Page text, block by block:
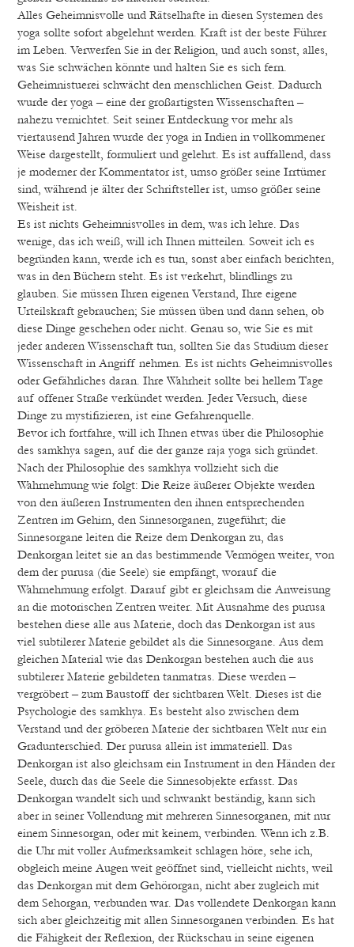
Alles Geheimnisvolle und Rätselhafte in diesen Systemen des
yoga sollte sofort abgelehnt werden. Kraft ist der beste Führer
im Leben. Verwerfen Sie in der Religion, und auch sonst, alles,
was Sie schwächen könnte und halten Sie es sich fern.
Geheimnistuerei schwächt den menschlichen Geist. Dadurch
wurde der yoga – eine der großartigsten Wissenschaften –
nahezu vernichtet. Seit seiner Entdeckung vor mehr als
viertausend Jahren wurde der yoga in Indien in vollkommener
Weise dargestellt, formuliert und gelehrt. Es ist auffallend, dass
je moderner der Kommentator ist, umso größer seine Irrtümer
sind, während je älter der Schriftsteller ist, umso größer seine
Weisheit ist.
Es ist nichts Geheimnisvolles in dem, was ich lehre. Das
wenige, das ich weiß, will ich Ihnen mitteilen. Soweit ich es
begründen kann, werde ich es tun, sonst aber einfach berichten,
was in den Büchern steht. Es ist verkehrt, blindlings zu
glauben. Sie müssen Ihren eigenen Verstand, Ihre eigene
Urteilskraft gebrauchen; Sie müssen üben und dann sehen, ob
diese Dinge geschehen oder nicht. Genau so, wie Sie es mit
jeder anderen Wissenschaft tun, sollten Sie das Studium dieser
Wissenschaft in Angriff nehmen. Es ist nichts Geheimnisvolles
oder Gefährliches daran. Ihre Wahrheit sollte bei hellem Tage
auf offener Straße verkündet werden. Jeder Versuch, diese
Dinge zu mystifizieren, ist eine Gefahrenquelle.
Bevor ich fortfahre, will ich Ihnen etwas über die Philosophie
des samkhya sagen, auf die der ganze raja yoga sich gründet.
Nach der Philosophie des samkhya vollzieht sich die
Wahrnehmung wie folgt: Die Reize äußerer Objekte werden
von den äußeren Instrumenten den ihnen entsprechenden
Zentren im Gehirn, den Sinnesorganen, zugeführt; die
Sinnesorgane leiten die Reize dem Denkorgan zu, das
Denkorgan leitet sie an das bestimmende Vermögen weiter, von
dem der purusa (die Seele) sie empfängt, worauf die
Wahrnehmung erfolgt. Darauf gibt er gleichsam die Anweisung
an die motorischen Zentren weiter. Mit Ausnahme des purusa
bestehen diese alle aus Materie, doch das Denkorgan ist aus
viel subtilerer Materie gebildet als die Sinnesorgane. Aus dem
gleichen Material wie das Denkorgan bestehen auch die aus
subtilerer Materie gebildeten tanmatras. Diese werden –
vergröbert – zum Baustoff der sichtbaren Welt. Dieses ist die
Psychologie des samkhya. Es besteht also zwischen dem
Verstand und der gröberen Materie der sichtbaren Welt nur ein
Gradunterschied. Der purusa allein ist immateriell. Das
Denkorgan ist also gleichsam ein Instrument in den Händen der
Seele, durch das die Seele die Sinnesobjekte erfasst. Das
Denkorgan wandelt sich und schwankt beständig, kann sich
aber in seiner Vollendung mit mehreren Sinnesorganen, mit nur
einem Sinnesorgan, oder mit keinem, verbinden. Wenn ich z.B.
die Uhr mit voller Aufmerksamkeit schlagen höre, sehe ich,
obgleich meine Augen weit geöffnet sind, vielleicht nichts, weil
das Denkorgan mit dem Gehörorgan, nicht aber zugleich mit
dem Sehorgan, verbunden war. Das vollendete Denkorgan kann
sich aber gleichzeitig mit allen Sinnesorganen verbinden. Es hat
die Fähigkeit der Reflexion, der Rückschau in seine eigenen